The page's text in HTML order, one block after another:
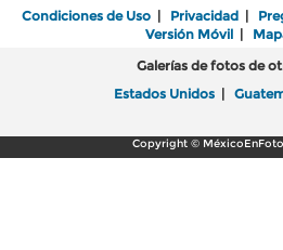
Condiciones de Uso | Privacidad |
Versión Móvil|
Galerías de fotos de
Estados Unidos |
Copyright ©